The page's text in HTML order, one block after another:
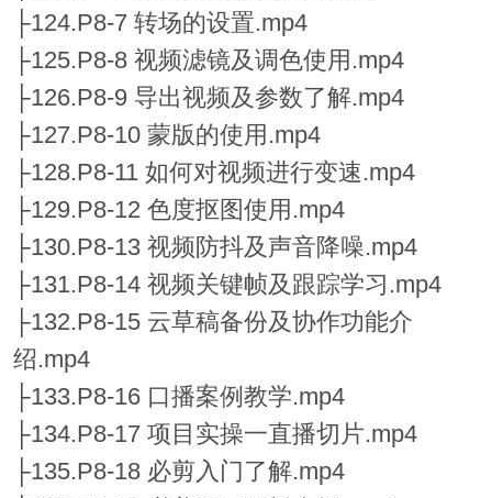
├124.P8-7 转场的设置.mp4
├125.P8-8 视频滤镜及调色使用.mp4
├126.P8-9 导出视频及参数了解.mp4
├127.P8-10 蒙版的使用.mp4
├128.P8-11 如何对视频进行变速.mp4
├129.P8-12 色度抠图使用.mp4
├130.P8-13 视频防抖及声音降噪.mp4
├131.P8-14 视频关键帧及跟踪学习.mp4
├132.P8-15 云草稿备份及协作功能介
绍.mp4
├133.P8-16 口播案例教学.mp4
├134.P8-17 项目实操一直播切片.mp4
├135.P8-18 必剪入门了解.mp4